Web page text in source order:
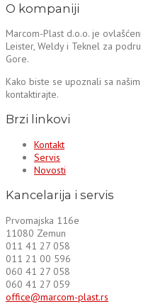
O kompaniji
Marcom-Plast d.o.o. je
Leister, Weldy i Teknel za
Gore.
Kako biste se upoznali sa
kontaktirajte.
Brzi linkovi
Kontakt
Servis
Novosti
Kancelarija i servis
Prvomajska 116e
11080 Zemun
011 41 27 058
011 21 00 596
060 41 27 058
060 41 27 059
office@marcom-plast.rs